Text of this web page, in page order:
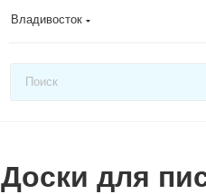
Владивосток
Доски для